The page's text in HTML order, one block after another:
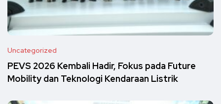
Uncategorized
PEVS 2026 Kembali Hadir, Fokus pada Future
Mobility dan Teknologi Kendaraan Listrik